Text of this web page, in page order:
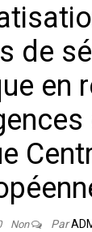
de
en
Non Par